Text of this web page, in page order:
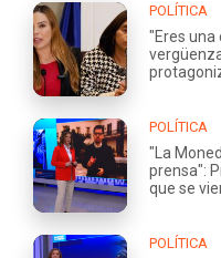
POLÍTICA
"Eres una
POLÍTICA
"La
prensa":
que se
POLÍTICA